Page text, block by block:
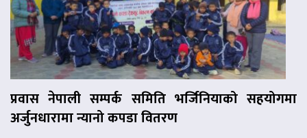
प्रवास नेपाली सम्पर्क समिति भर्जिनियाको सहयोगमा
अर्जुनधारामा न्यानो कपडा वितरण